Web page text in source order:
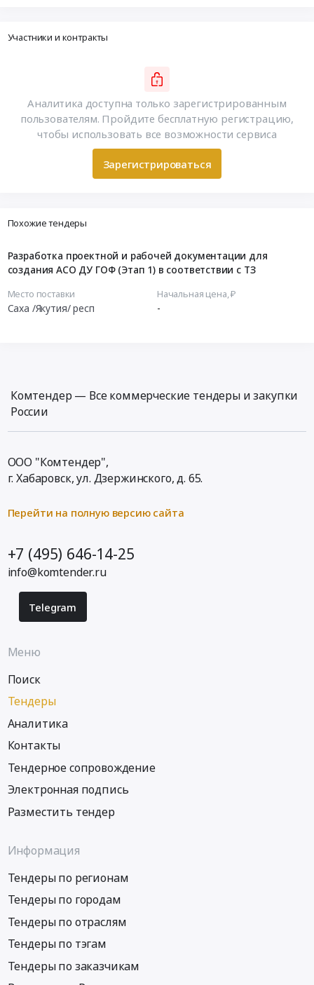
Участники и контракты
Аналитика доступна только зарегистрированным
пользователям. Пройдите бесплатную регистрацию,
чтобы использовать все возможности сервиса
Зарегистрироваться
Похожие тендеры
Разработка проектной и рабочей документации для
создания АСО ДУ ГОФ (Этап 1) в соответствии с ТЗ
Место поставки
Саха /Якутия/ респ
Начальная цена, ₽
-
Комтендер — Все коммерческие тендеры и закупки
России
ООО "Комтендер",
г. Хабаровск,ул. Дзержинского, д. 65.
Перейти на полную версию сайта
+7 (495) 646-14-25
info@komtender.ru
Telegram
Меню
Поиск
Тендеры
Аналитика
Контакты
Тендерное сопровождение
Электронная подпись
Разместить тендер
Информация
Тендеры по регионам
Тендеры по городам
Тендеры по отраслям
Тендеры по тэгам
Тендеры по заказчикам